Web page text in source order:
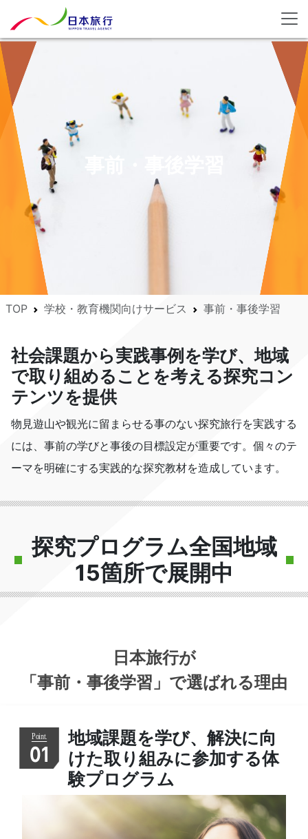
TOP 学校・教育機関向けサービス 事前・事後学習
社会課題から実践事例を学び、地域
で取り組めることを考える探究コン
テンツを提供
物見遊山や観光に留まらせる事のない探究旅行を実践する
には、事前の学びと事後の目標設定が重要です。個々のテ
ーマを明確にする実践的な探究教材を造成しています。
探究プログラム全国地域
15箇所で展開中
日本旅行が
「事前・事後学習」 で選ばれる理由
01
地域課題を学び、解決に向
けた取り組みに参加する体
験プログラム